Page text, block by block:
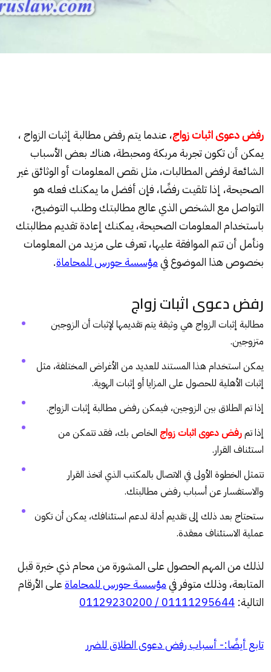
رفض دعوى اثبات زواج، عندما يتم رفض مطالبة إثبات الزواج ،
يمكن أن تكون تجربة مربكة ومحبطة، هناك بعض الأسباب
الشائعة لرفض المطالبات، مثل نقص المعلومات أو الوثائق غير
الصحيحة، إذا تلقيت رفضًا، فإن أفضل ما يمكنك فعله هو
التواصل مع الشخص الذي عالج مطالبتك وطلب التوضيح،
باستخدام المعلومات الصحيحة، يمكنك إعادة تقديم مطالبتك
ونأمل أن تتم الموافقة عليها، تعرف على مزيد من المعلومات
بخصوص هذا الموضوع فيمؤسسة حورس للمحاماة.
رفض دعوى اثبات زواج
مطالبة إثبات الزواج هي وثيقة يتم تقديمها لإثبات أن الزوجين
متزوجين.
يمكن استخدام هذا المستند للعديد من الأغراض المختلفة، مثل
إثبات الأهلية للحصول على المزايا أو إثبات الهوية.
إذا تم الطلاق بين الزوجين، فيمكن رفض مطالبة إثبات الزواج.
إذا تمرفض دعوى اثبات زواج الخاص بك، فقد تتمكن من
استئناف القرار.
تتمثل الخطوة الأولى في الاتصال بالمكتب الذي اتخذ القرار
والاستفسار عن أسباب رفض مطالبتك.
ستحتاج بعد ذلك إلى تقديم أدلة لدعم استئنافك، يمكن أن تكون
عملية الاستئناف معقدة.
لذلك من المهم الحصول على المشورة من محام ذي خبرة قبل
المتابعة، وذلك متوفر فيمؤسسة حورس للمحاماةعلى الأرقام
التالية: 01111295644 / 01129230200
تابع أيضًا:- أسباب رفض دعوى الطلاق للضرر